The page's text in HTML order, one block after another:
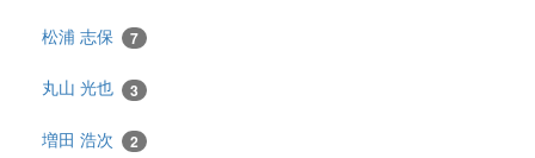
松浦 志保 7
丸山 光也 3
増田 浩次 2